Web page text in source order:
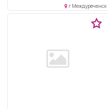
г Междуреченск